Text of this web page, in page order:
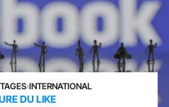
›INTERNATIONAL
DU LIKE